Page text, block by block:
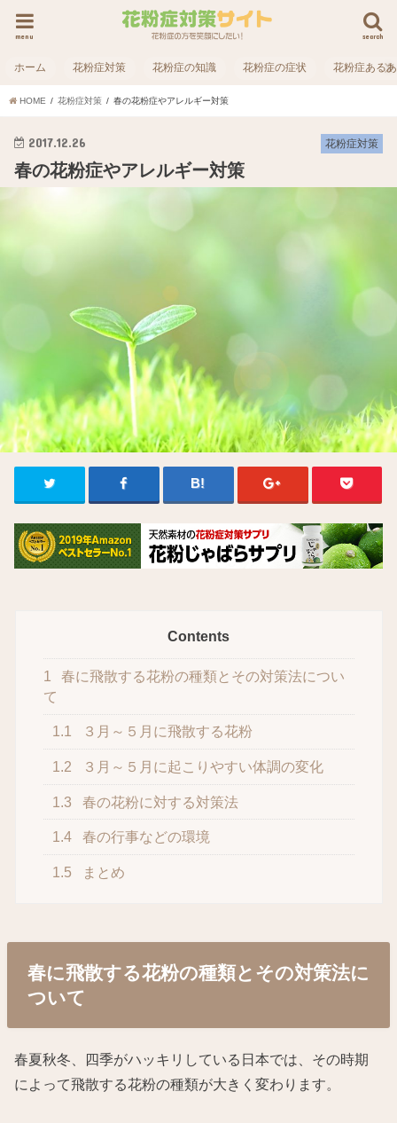
search
menu
ホーム 花粉症対策 花粉症の知識 花粉症の症状 花粉症ある
HOME 花粉症対策 春の花粉症やアレルギー対策
花粉症対策
2017.12.26
春の花粉症やアレルギー対策
Contents
1
春に飛散する花粉の種類とその対策法につい
て
1.1 ３月～５月に飛散する花粉
1.2 ３月～５月に起こりやすい体調の変化
1.3 春の花粉に対する対策法
1.4 春の行事などの環境
1.5 まとめ
春に飛散する花粉の種類とその対策法に
ついて
春夏秋冬、四季がハッキリしている日本では、その時期
によって飛散する花粉の種類が大きく変わります。